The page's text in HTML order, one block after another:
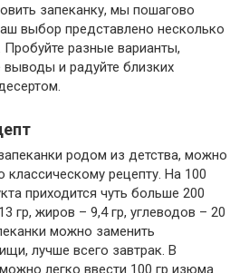
запеканку, мы пошагово
выбор представлено несколько
разные варианты,
выводы и радуйте близких
родом из детства, можно
рецепту. На 100
приходится чуть больше 200
гр, жиров – 9,4 гр, углеводов – 20
можно заменить
лучше всего завтрак. В
легко ввести 100 гр изюма